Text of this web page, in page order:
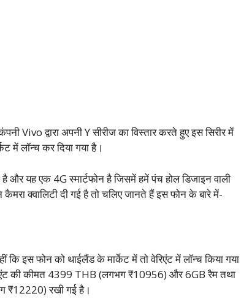
कंपनी Vivo द्वारा अपनी Y सीरीज का विस्तार करते हुए इस सिरीर में
में लॉन्च कर दिया गया है।
यह एक 4G स्मार्टफोन है जिसमें हमें पंच होल डिजाइन वाली
क्वालिटी दी गई है तो चलिए जानते हैं इस फोन के बारे में-
इस फोन को थाईलैंड के मार्केट में तो वेरिएंट में लॉन्च किया गया
की कीमत 4399 THB (लगभग ₹10956) और 6GB रैम तथा
₹12220) रखी गई है।